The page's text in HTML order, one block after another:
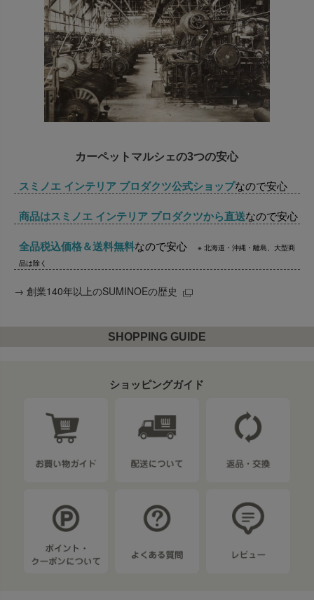
カーペットマルシェの3つの安心
スミノエ インテリア プロダクツ公式ショップなので安心
商品はスミノエ インテリア プロダクツから直送なので安心
全品税込価格＆送料無料なので安心※ 北海道・沖縄・離島、大型商
品は除く
→ 創業140年以上のSUMINOEの歴史
SHOPPING GUIDE
ショッピングガイド